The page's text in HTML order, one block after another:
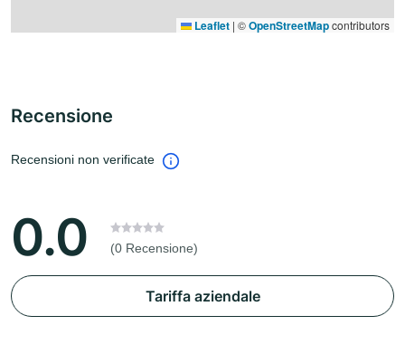
Leaflet | ©OpenStreetMapcontributors
Recensione
Recensioni non verificate
0.0 (0 Recensione)
Tariffa aziendale